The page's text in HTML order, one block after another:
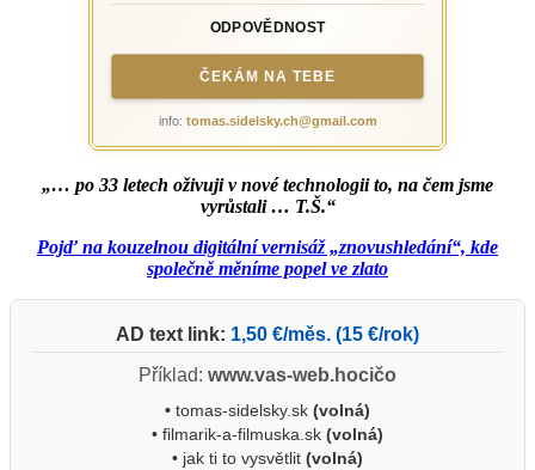
ODPOVĚDNOST
ČEKÁM NA TEBE
info: tomas.sidelsky.ch@gmail.com
„… po 33 letech oživuji v nové technologii to, na čem jsme
vyrůstali … T.Š.“
Pojď na kouzelnou digitální vernisáž „znovushledání“, kde
společně měníme popel ve zlato
AD text link: 1,50 €/měs. (15 €/rok)
Příklad: www.vas-web.hocičo
• tomas-sidelsky.sk (volná)
• filmarik-a-filmuska.sk (volná)
• jak ti to vysvětlit (volná)